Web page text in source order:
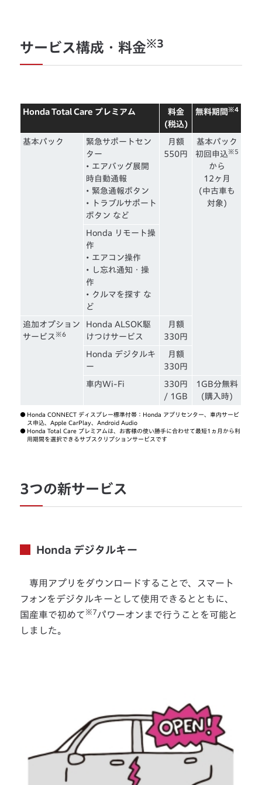
サービス構成・料金※3
Honda Total Care プレミアム
料金
(税込)
無料期間 ※4
基本パック
緊急サポートセン
ター
• エアバッグ展開
時自動通報
• 緊急通報ボタン
• トラブルサポート
ボタン など
月額
550円
基本パック
初回申込 ※5
から
12ヶ月
(中古車も
対象)
Honda リモート操
作
• エアコン操作
• し忘れ通知・操
作
• クルマを探す な
ど
追加オプション
サービス ※6
Honda ALSOK駆
けつけサービス
月額
330円
Honda デジタルキ
ー
月額
330円
車内Wi-Fi
330円
/ 1GB
1GB分無料
(購入時)
● Honda CONNECT ディスプレー標準付帯：Honda アプリセンター、車内サービ
ス申込、Apple CarPlay、Android Audio
● Honda Total Care プレミアムは、お客様の使い勝手に合わせて最短1ヵ月から利
用期間を選択できるサブスクリプションサービスです
3つの新サービス
Honda デジタルキー
専用アプリをダウンロードすることで、スマート
フォンをデジタルキーとして使用できるとともに、
国産車で初めて ※7パワーオンまで行うことを可能と
しました。